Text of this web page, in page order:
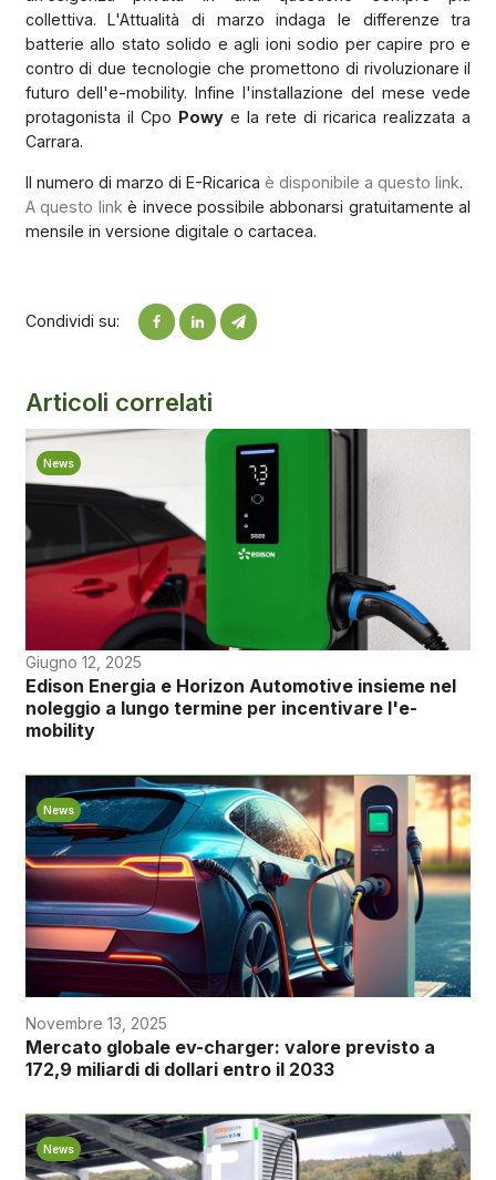
collettiva. L'Attualità di marzo indaga le differenze tra
batterie allo stato solido e agli ioni sodio per capire pro e
contro di due tecnologie che promettono di rivoluzionare il
futuro dell'e-mobility. Infine l'installazione del mese vede
protagonista il Cpo Powye la rete di ricarica realizzata a
Carrara.
Il numero di marzo di E-Ricarica è disponibile a questo link.
A questo link è invece possibile abbonarsi gratuitamente al
mensile in versione digitale o cartacea.
Condividi su:
Articoli correlati
News
Giugno 12, 2025
Edison Energia e Horizon Automotive insieme nel
noleggio a lungo termine per incentivare l'e-
mobility
News
Novembre 13, 2025
Mercato globale ev-charger: valore previsto a
172,9 miliardi di dollari entro il 2033
News